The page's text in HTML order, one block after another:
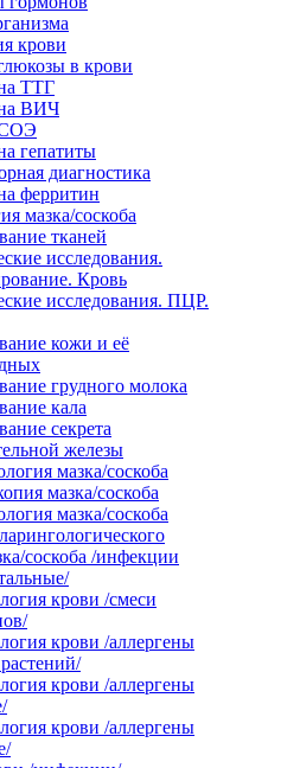
крови
в крови
ТТГ
ВИЧ
гепатиты
диагностика
ферритин
мазка/соскоба
тканей
исследования.
Кровь
исследования. ПЦР.
кожи и её
грудного молока
кала
секрета
железы
мазка/соскоба
мазка/соскоба
мазка/соскоба
соскоба /инфекции
крови /смеси
крови /аллергены
крови /аллергены
крови /аллергены